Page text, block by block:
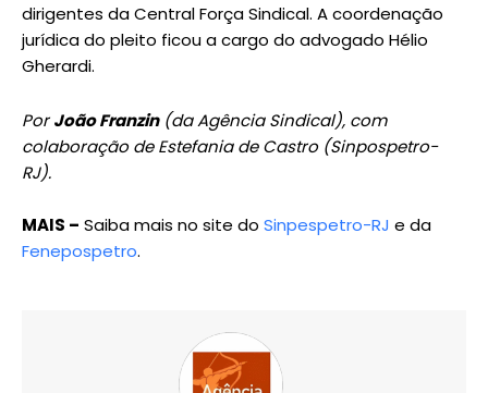
dirigentes da Central Força Sindical. A coordenação
jurídica do pleito ficou a cargo do advogado Hélio
Gherardi.
PorJoão Franzin(da Agência Sindical), com
colaboração de Estefania de Castro (Sinpospetro-
RJ).
MAIS – Saiba mais no site do Sinpespetro-RJ e da
Fenepospetro.